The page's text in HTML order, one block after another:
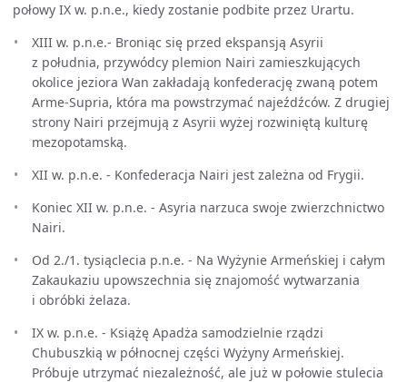
połowy IX w. p.n.e., kiedy zostanie podbite przez Urartu.
XIII w. p.n.e.- Broniąc się przed ekspansją Asyrii
z południa, przywódcy plemion Nairi zamieszkujących
okolice jeziora Wan zakładają konfederację zwaną potem
Arme-Supria, która ma powstrzymać najeźdźców. Z drugiej
strony Nairi przejmują z Asyrii wyżej rozwiniętą kulturę
mezopotamską.
XII w. p.n.e. - Konfederacja Nairi jest zależna od Frygii.
Koniec XII w. p.n.e. - Asyria narzuca swoje zwierzchnictwo
Nairi.
Od 2./1. tysiąclecia p.n.e. - Na Wyżynie Armeńskiej i całym
Zakaukaziu upowszechnia się znajomość wytwarzania
i obróbki żelaza.
IX w. p.n.e. - Książę Apadża samodzielnie rządzi
Chubuszkią w północnej części Wyżyny Armeńskiej.
Próbuje utrzymać niezależność, ale już w połowie stulecia